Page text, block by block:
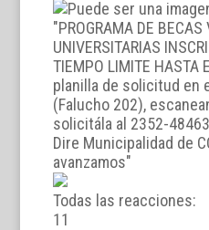
Todas las reacciones:
11